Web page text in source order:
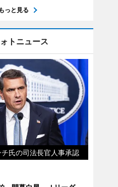
もっと見る
トニュース
氏の司法長官人事承認